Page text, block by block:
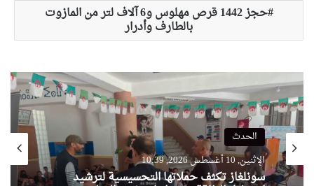
حجز 1442 قرص مهلوس و6 آلاف لتر من المازوت
بالطارف وأدرار
الحدث
الإثنين, 10 أغسطس 2026, 10:39
سونلغاز تكثف حملاتها التحسيسية لترشيد